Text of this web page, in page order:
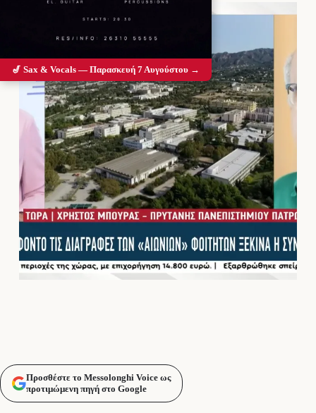
Προσθέστε το Messolonghi Voice ως
προτιμώμενη πηγή στο Google
🎷 Sax & Vocals — Παρασκευή 7 Αυγούστου →